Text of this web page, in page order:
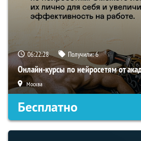
06:22:28 Получили:6
Онлайн-курсы по нейросетям от
Москва
Бесплатно